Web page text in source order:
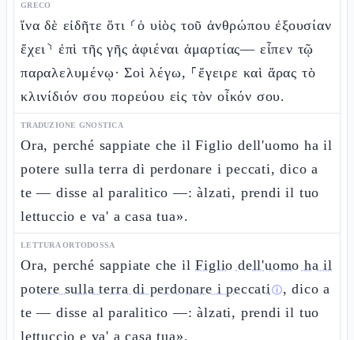
GRECO
ἵνα δὲ εἰδῆτε ὅτι ⸂ὁ υἱὸς τοῦ ἀνθρώπου ἐξουσίαν
ἔχει⸃ ἐπὶ τῆς γῆς ἀφιέναι ἁμαρτίας— εἶπεν τῷ
παραλελυμένῳ· Σοὶ λέγω, ⸀ἔγειρε καὶ ἄρας τὸ
κλινίδιόν σου πορεύου εἰς τὸν οἶκόν σου.
TRADUZIONE GNOSTICA
Ora, perché sappiate che il Figlio dell'uomo ha il
potere sulla terra di perdonare i peccati, dico a
te — disse al paralitico —: àlzati, prendi il tuo
lettuccio e va' a casa tua».
LETTURA ORTODOSSA
Ora, perché sappiate che ilFiglio dell'uomo ha il
potere sulla terra di perdonare i peccatiⓘ, dico a
te — disse al paralitico —: àlzati, prendi il tuo
lettuccio e va' a casa tua».